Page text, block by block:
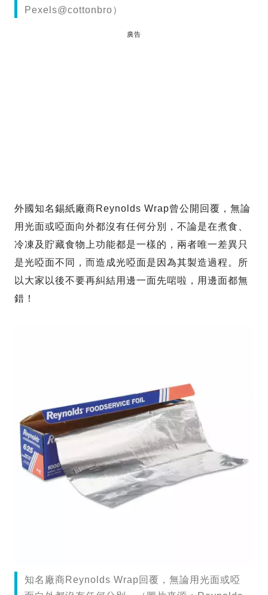
Pexels@cottonbro）
廣告
外國知名錫紙廠商Reynolds Wrap曾公開回覆，無論
用光面或啞面向外都沒有任何分別，不論是在煮食、
冷凍及貯藏食物上功能都是一樣的，兩者唯一差異只
是光啞面不同，而造成光啞面是因為其製造過程。所
以大家以後不要再糾結用邊一面先啱啦，用邊面都無
錯！
知名廠商Reynolds Wrap回覆，無論用光面或啞